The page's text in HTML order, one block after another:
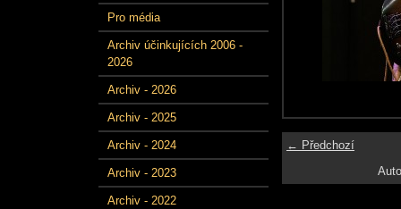
Pro média
Archiv účinkujících 2006 -
2026
Archiv - 2026
Archiv - 2025
Archiv - 2024
Archiv - 2023
Archiv - 2022
← Předchozí